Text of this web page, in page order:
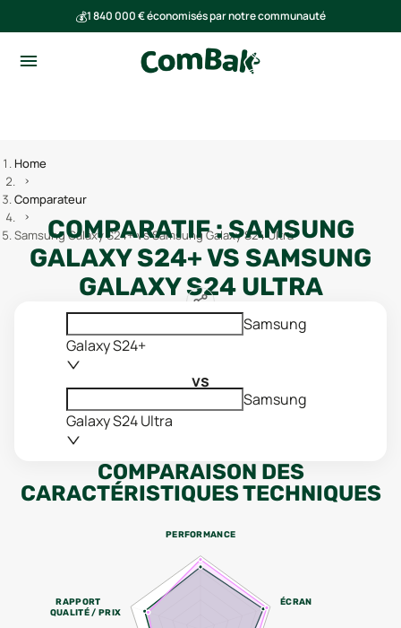
💰1 840 000 € économisés par notre communauté
Home
Comparateur
Samsung Galaxy S24+ vs Samsung Galaxy S24 Ultra
COMPARATIF :SAMSUNG
GALAXY S24+VS SAMSUNG
GALAXY S24 ULTRA
Samsung
Galaxy S24+
vs
Samsung
Galaxy S24 Ultra
COMPARAISON DES
CARACTÉRISTIQUES TECHNIQUES
PERFORMANCE
ÉCRAN
RAPPORT
QUALITÉ / PRIX